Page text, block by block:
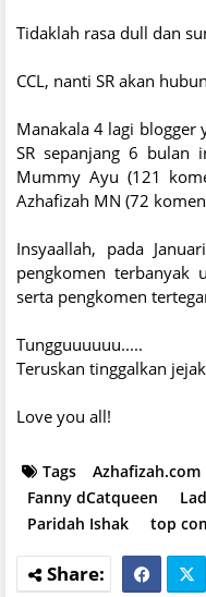
Tidaklah rasa dull dan
CCL, nanti SR akan
Manakala 4 lagi blogger
SR sepanjang 6 bulan
Mummy Ayu (121
Azhafizah MN (72
Insyaallah, pada
pengkomen terbanyak
serta pengkomen
Tungguuuuuu.....
Teruskan tinggalkan
Love you all!
Tags Azhafizah.com
Fanny dCatqueen
Paridah Ishak
top